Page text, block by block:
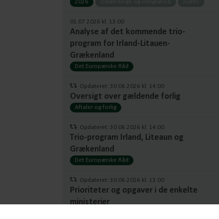
2026 Udlændinge og integration Justits
01.07.2026 kl. 13:00
Analyse af det kommende trio-
program for Irland-Litauen-
Grækenland
Det Europæiske Råd
Opdateret: 30.06.2026 kl. 14:00
Oversigt over gældende forlig
Aftaler og forlig
Opdateret: 30.06.2026 kl. 14:00
Trio-program Irland, Liteaun og
Grækenland
Det Europæiske Råd
Opdateret: 30.06.2026 kl. 13:00
Prioriteter og opgaver i de enkelte
ministerier